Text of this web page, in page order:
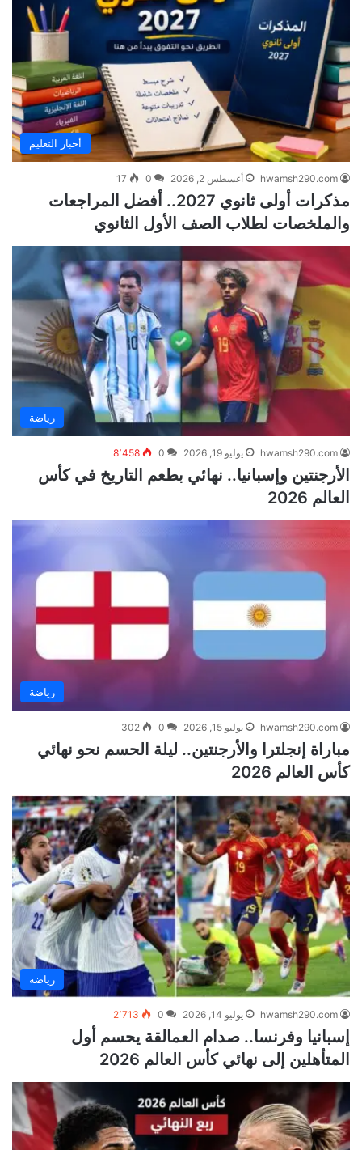
أخبار التعليم
hwamsh290.com أغسطس 2, 2026 0
17
مذكرات أولى ثانوي 2027.. أفضل المراجعات
والملخصات لطلاب الصف الأول الثانوي
رياضة
hwamsh290.com يوليو 19, 2026 0 8٬458
الأرجنتين وإسبانيا.. نهائي بطعم التاريخ في كأس
العالم 2026
رياضة
hwamsh290.com يوليو 15, 2026 0
302
مباراة إنجلترا والأرجنتين.. ليلة الحسم نحو نهائي
كأس العالم 2026
رياضة
hwamsh290.com يوليو 14, 2026 0 2٬713
إسبانيا وفرنسا.. صدام العمالقة يحسم أول
المتأهلين إلى نهائي كأس العالم 2026